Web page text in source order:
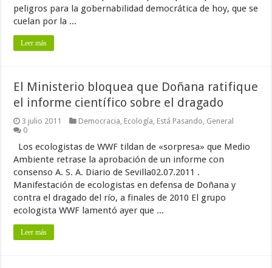
peligros para la gobernabilidad democrática de hoy, que se
cuelan por la ...
Leer más
El Ministerio bloquea que Doñana ratifique
el informe científico sobre el dragado
3 julio 2011 Democracia, Ecología, Está Pasando, General
0
Los ecologistas de WWF tildan de «sorpresa» que Medio
Ambiente retrase la aprobación de un informe con
consenso A. S. A. Diario de Sevilla02.07.2011 .
Manifestación de ecologistas en defensa de Doñana y
contra el dragado del río, a finales de 2010 El grupo
ecologista WWF lamentó ayer que ...
Leer más